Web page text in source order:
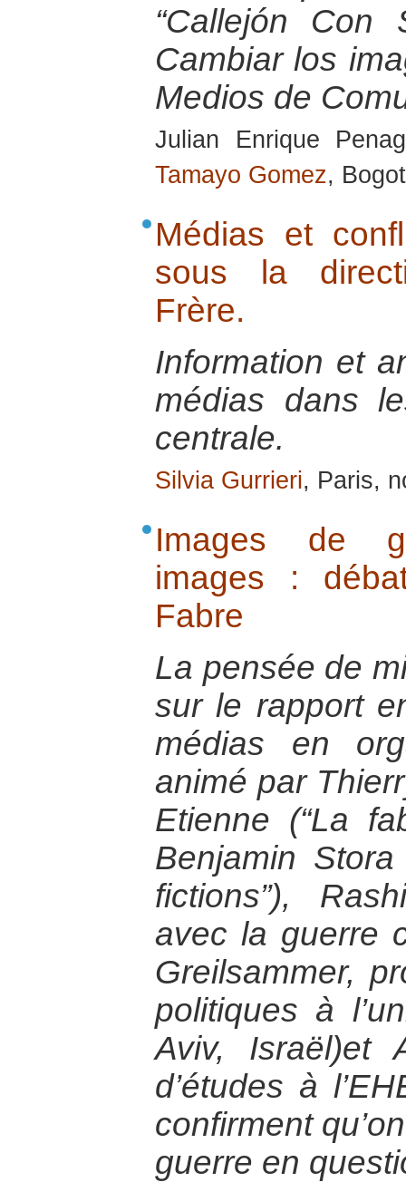
“Callejón Con
Cambiar los
Medios de
Julian Enrique
Tamayo Gomez,
Médias et
sous la
Frère.
Information et
médias dans
centrale.
Silvia Gurrieri, Paris,
Images de
images :
Fabre
La pensée de
sur le rapport
médias en
animé par
Etienne (“La
Benjamin
fictions”),
avec la guerre
Greilsammer,
politiques à
Aviv, Israël)et
d’études à
confirment
guerre en